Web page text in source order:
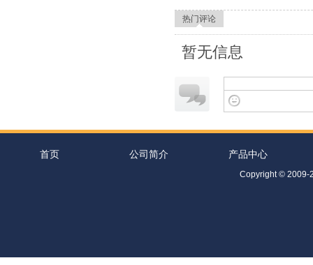
热门评论
暂无信息
首页 公司简介 产品中心
Copyright © 2009-